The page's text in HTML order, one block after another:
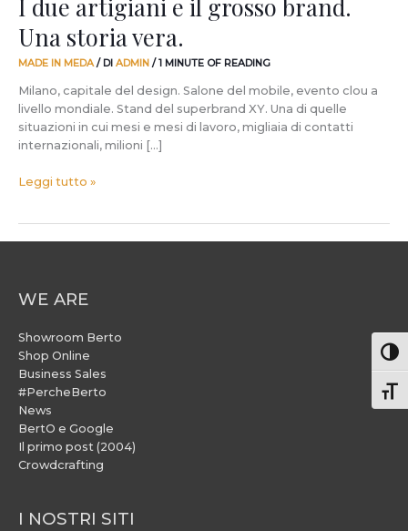
I due artigiani e il grosso brand.
Una storia vera.
MADE IN MEDA/ DI ADMIN /1 MINUTE OF READING
Milano, capitale del design. Salone del mobile, evento clou a
livello mondiale. Stand del superbrand XY. Una di quelle
situazioni in cui mesi e mesi di lavoro, migliaia di contatti
internazionali, milioni […]
Leggi tutto »
WE ARE
Showroom Berto
Shop Online
Business Sales
#PercheBerto
News
BertO e Google
Il primo post (2004)
Crowdcrafting
I NOSTRI SITI